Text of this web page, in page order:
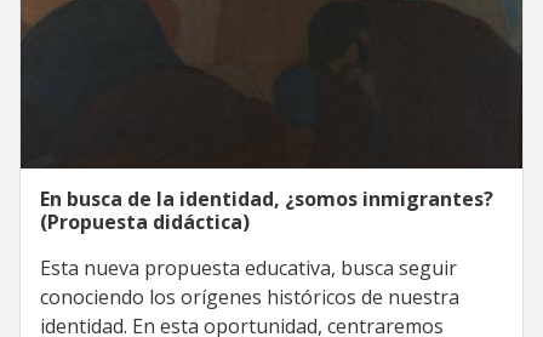
En busca de la identidad, ¿somos inmigrantes?
(Propuesta didáctica)
Esta nueva propuesta educativa, busca seguir
conociendo los orígenes históricos de nuestra
identidad. En esta oportunidad, centraremos